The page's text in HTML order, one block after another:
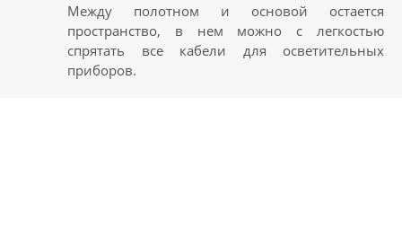
Между полотном и основой остается
пространство, в нем можно с легкостью
спрятать все кабели для осветительных
приборов.